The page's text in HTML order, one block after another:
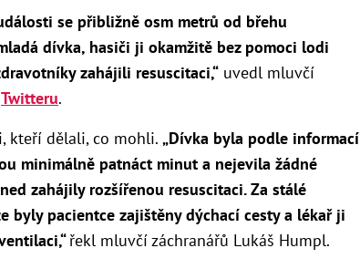
se přibližně osm metrů od břehu
dívka, hasiči ji okamžitě bez pomoci lodi
zahájili resuscitaci,“ uvedl mluvčí
Twitteru.
kteří dělali, co mohli. „Dívka byla podle informací
minimálně patnáct minut a nejevila žádné
zahájily rozšířenou resuscitaci. Za stálé
byly pacientce zajištěny dýchací cesty a lékař ji
řekl mluvčí záchranářů Lukáš Humpl.